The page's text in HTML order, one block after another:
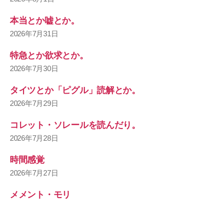
本当とか嘘とか。
2026年7月31日
特急とか欲求とか。
2026年7月30日
タイツとか「ピグル」読解とか。
2026年7月29日
コレット・ソレールを読んだり。
2026年7月28日
時間感覚
2026年7月27日
メメント・モリ